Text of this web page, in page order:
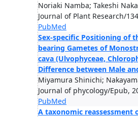
Noriaki Namba; Takeshi
Journal of Plant Research/
PubMed
Sex-specific Positioning of
bearing Gametes of
cava (Ulvophyceae,
Difference between Male
Miyamura Shinichi;
Journal of phycology/Epub,
PubMed
A taxonomic reassessment